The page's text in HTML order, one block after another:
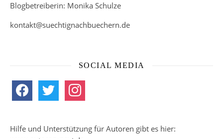
Blogbetreiberin: Monika Schulze
kontakt@suechtignachbuechern.de
SOCIAL MEDIA
facebook twitter instagram
Hilfe und Unterstützung für Autoren gibt es hier: